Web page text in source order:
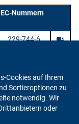
EC-Nummern
229-744-6
pro Seite.
Cookies auf Ihrem
Sortieroptionen zu
notwendig. Wir
oder